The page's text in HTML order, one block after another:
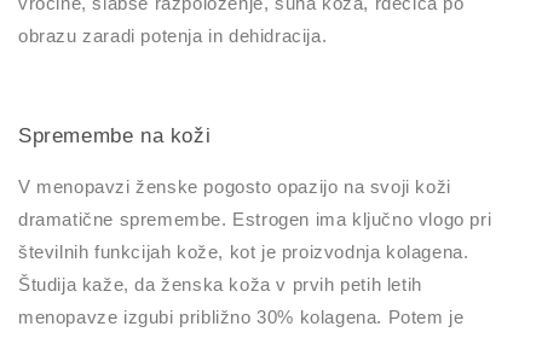
obrazu zaradi potenja in dehidracija.
Spremembe na koži
V menopavzi ženske pogosto opazijo na svoji koži
dramatične spremembe. Estrogen ima ključno vlogo pri
številnih funkcijah kože, kot je proizvodnja kolagena.
Študija kaže, da ženska koža v prvih petih letih
menopavze izgubi približno 30% kolagena. Potem je